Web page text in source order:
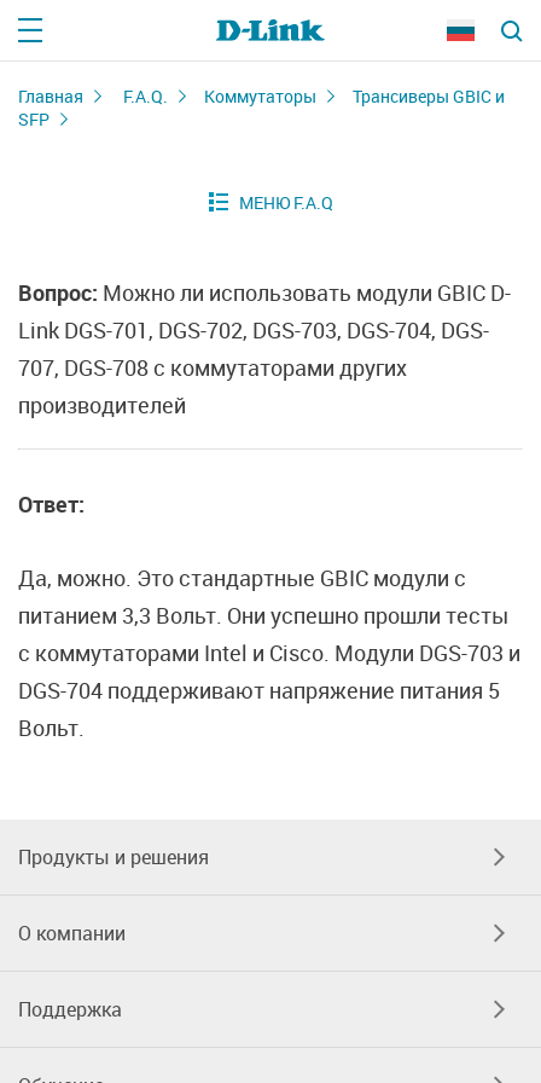
Главная F.A.Q. Коммутаторы
Трансиверы GBIC и
SFP
Вопрос: Можно ли использовать модули GBIC D-
Link DGS-701, DGS-702, DGS-703, DGS-704, DGS-
707, DGS-708 с коммутаторами других
производителей
Ответ:
Да, можно. Это стандартные GBIC модули с
питанием 3,3 Вольт. Они успешно прошли тесты
с коммутаторами Intel и Cisco. Модули DGS-703 и
DGS-704 поддерживают напряжение питания 5
Вольт.
Продукты и решения
О компании
Поддержка